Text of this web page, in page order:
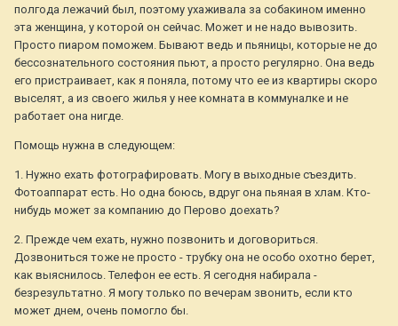
полгода лежачий был, поэтому ухаживала за собакином именно
эта женщина, у которой он сейчас. Может и не надо вывозить.
Просто пиаром поможем. Бывают ведь и пьяницы, которые не до
бессознательного состояния пьют, а просто регулярно. Она ведь
его пристраивает, как я поняла, потому что ее из квартиры скоро
выселят, а из своего жилья у нее комната в коммуналке и не
работает она нигде.
Помощь нужна в следующем:
1. Нужно ехать фотографировать. Могу в выходные съездить.
Фотоаппарат есть. Но одна боюсь, вдруг она пьяная в хлам. Кто-
нибудь может за компанию до Перово доехать?
2. Прежде чем ехать, нужно позвонить и договориться.
Дозвониться тоже не просто - трубку она не особо охотно берет,
как выяснилось. Телефон ее есть. Я сегодня набирала -
безрезультатно. Я могу только по вечерам звонить, если кто
может днем, очень помогло бы.